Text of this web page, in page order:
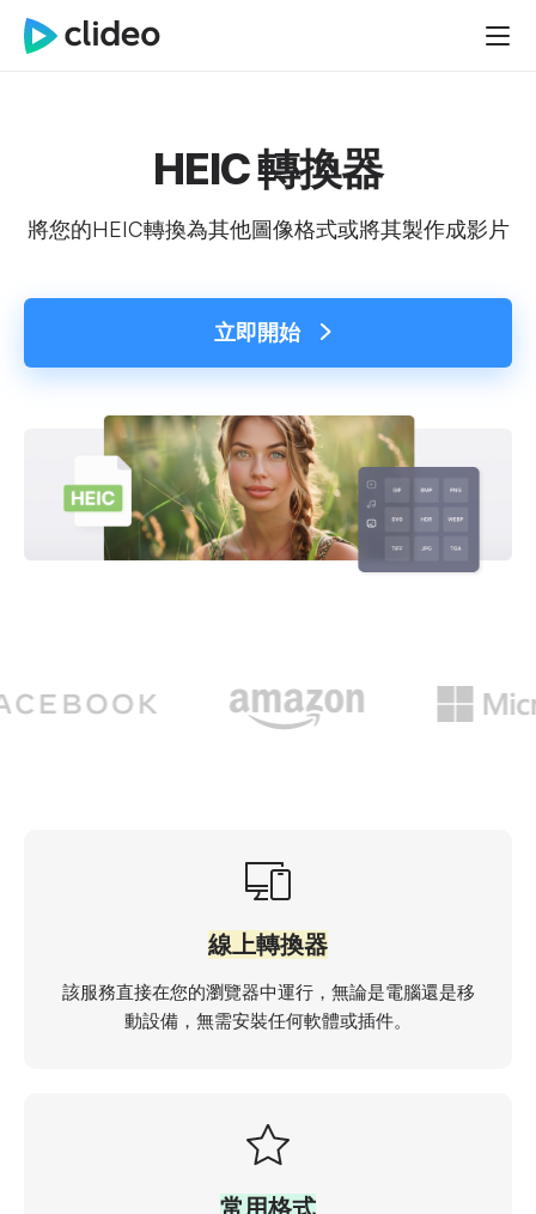
HEIC 轉換器
將您的HEIC轉換為其他圖像格式或將其製作成影片
立即開始
線上轉換器
該服務直接在您的瀏覽器中運行，無論是電腦還是移
動設備，無需安裝任何軟體或插件。